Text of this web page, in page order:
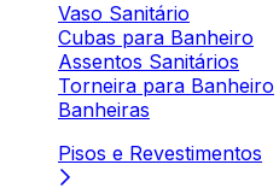
Vaso Sanitário
Cubas para Banheiro
Assentos Sanitários
Torneira para Banheiro
Banheiras
Pisos e Revestimentos